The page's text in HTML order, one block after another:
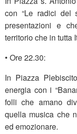
con “Le radici del
presentazioni e
territorio che in tutta
• Ore 22.30:
In Piazza
energia con i
folli che amano
quella musica che
ed emozionare.